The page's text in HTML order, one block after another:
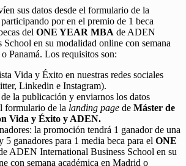
sus datos desde el formulario de la
por en el premio de 1 beca
del ONE YEAR MBA de ADEN
School en su modalidad online con semana
Panamá. Los requisitos son:
Vida y Éxito en nuestras redes sociales
Linkedin e Instagram).
la publicación y enviarnos los datos
formulario de la landing page de Máster de
Vida y Éxito y ADEN.
la promoción tendrá 1 ganador de una
5 ganadores para 1 media beca para el ONE
ADEN International Business School en su
con semana académica en Madrid o